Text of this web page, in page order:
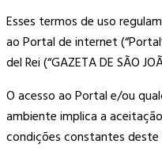
Esses termos de uso
ao Portal de internet
del Rei (“GAZETA DE SÃO
O acesso ao Portal e/ou
ambiente implica a
condições constantes